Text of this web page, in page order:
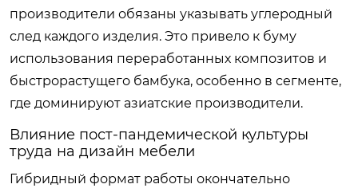
производители обязаны указывать углеродный
след каждого изделия. Это привело к буму
использования переработанных композитов и
быстрорастущего бамбука, особенно в сегменте,
где доминируют азиатские производители.
Влияние пост-пандемической культуры
труда на дизайн мебели
Гибридный формат работы окончательно